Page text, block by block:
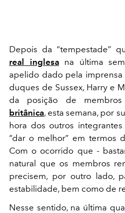
Depois da “tempestade”
real inglesana última
apelido dado pela
duques de Sussex, Harry e
da posição de
britânica, esta semana, por
hora dos outros
“dar o melhor” em termos
Com o ocorrido que -
natural que os membros
precisem, por outro lado,
estabilidade, bem como de
Nesse sentido, na última